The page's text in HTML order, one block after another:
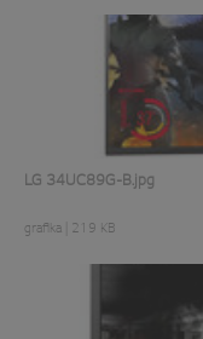
LG 34UC89G-B.jpg
grafika 219 KB